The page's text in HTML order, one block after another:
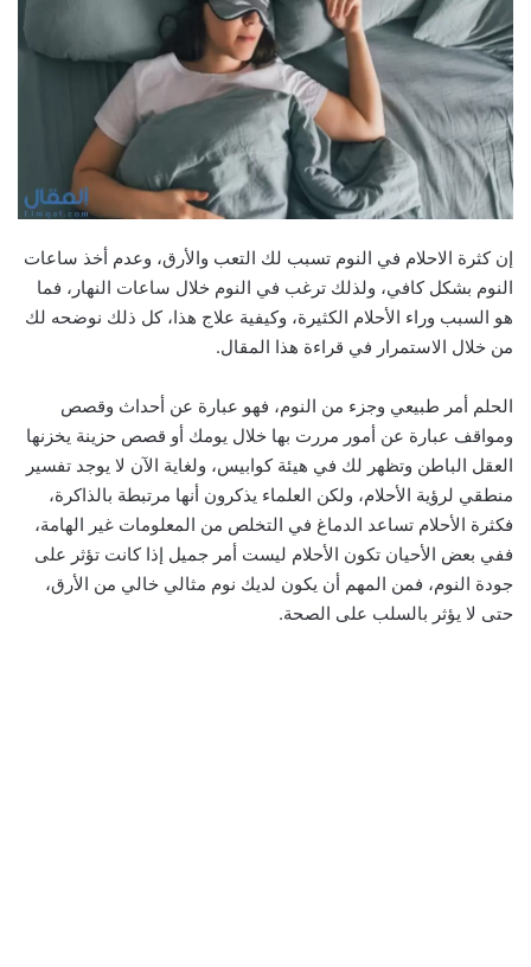
إن كثرة الاحلام في النوم تسبب لك التعب والأرق، وعدم أخذ ساعات
النوم بشكل كافي، ولذلك ترغب في النوم خلال ساعات النهار، فما
هو السبب وراء الأحلام الكثيرة، وكيفية علاج هذا، كل ذلك نوضحه لك
من خلال الاستمرار في قراءة هذا المقال.
الحلم أمر طبيعي وجزء من النوم، فهو عبارة عن أحداث وقصص
ومواقف عبارة عن أمور مررت بها خلال يومك أو قصص حزينة يخزنها
العقل الباطن وتظهر لك في هيئة كوابيس، ولغاية الآن لا يوجد تفسير
منطقي لرؤية الأحلام، ولكن العلماء يذكرون أنها مرتبطة بالذاكرة،
فكثرة الأحلام تساعد الدماغ في التخلص من المعلومات غير الهامة،
ففي بعض الأحيان تكون الأحلام ليست أمر جميل إذا كانت تؤثر على
جودة النوم، فمن المهم أن يكون لديك نوم مثالي خالي من الأرق،
حتى لا يؤثر بالسلب على الصحة.